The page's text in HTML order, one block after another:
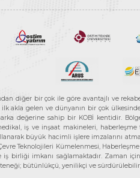
diğer bir çok ile göre avantajlı ve
akla gelen ve dünyanın bir çok
değerine sahip bir KOBİ kentidir.
iş ve inşaat makineleri,
büyük hacimli işlere imzalarını
Teknolojileri Kümelenmesi,
birliği imkanı sağlamaktadır. Zaman
bütünlükçü, yenilikçi ve